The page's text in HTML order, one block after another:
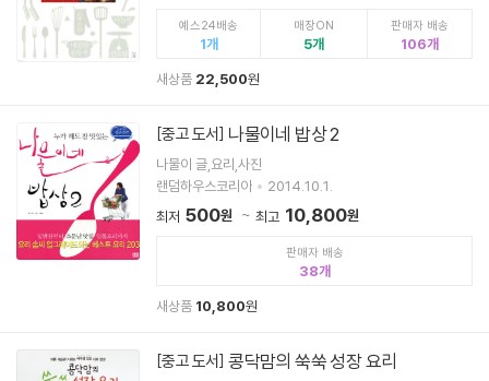
예스24배송
1
매장ON
5
판매자 배송
106
새상품 22,500원
[중고 도서] 나물이네 밥상 2
나물이 글,요리,사진
랜덤하우스코리아
2014.10.1.
최저 500원 최고 10,800원
판매자 배송
38
새상품 10,800원
[중고 도서] 콩닥맘의 쑥쑥 성장 요리